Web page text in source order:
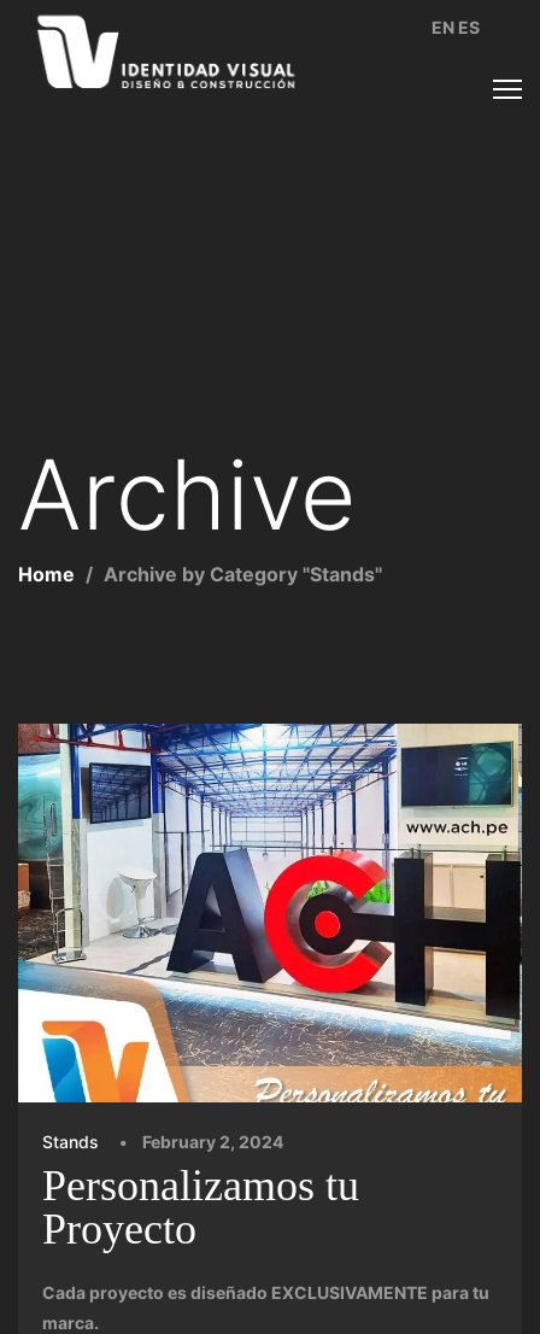
Archive
Home / Archive by Category "Stands"
Stands February 2, 2024
Personalizamos tu
Proyecto
Cada proyecto es diseñado EXCLUSIVAMENTE para tu
marca.
EN ES